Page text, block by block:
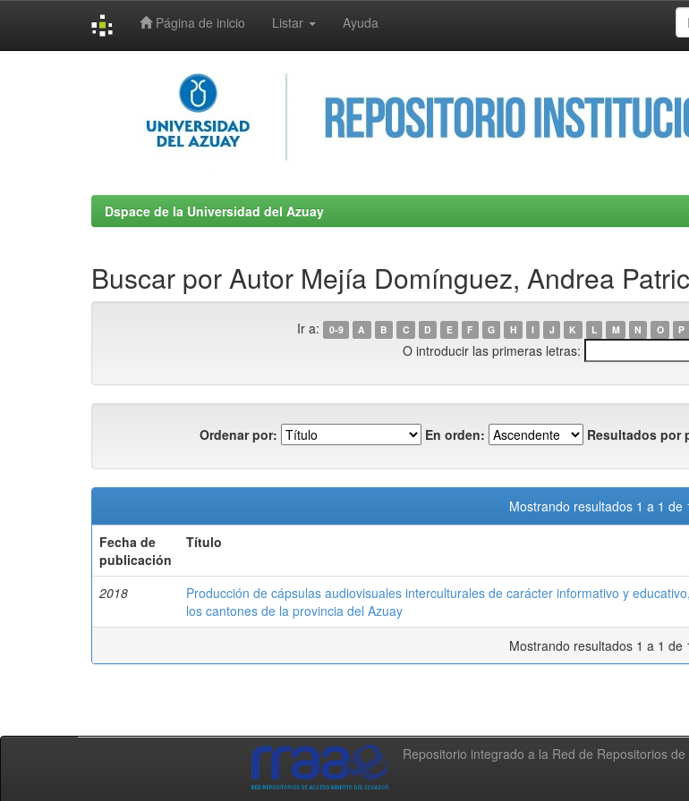
Página de inicio Listar Ayuda
Dspace de la Universidad del Azuay
Buscar por Autor Mejía Domínguez, Andrea
Ir a: 0-9 A B C D E F G H I J K L M N O P
O introducir las primeras letras:
Ordenar por: En orden: Resultados por
Mostrando resultados 1 a 1 de
Fecha de
publicación
Título
2018
Producción de cápsulas audiovisuales interculturales de carácter informativo y
los cantones de la provincia del Azuay
Mostrando resultados 1 a 1 de
Repositorio integrado a la Red de Repositorios